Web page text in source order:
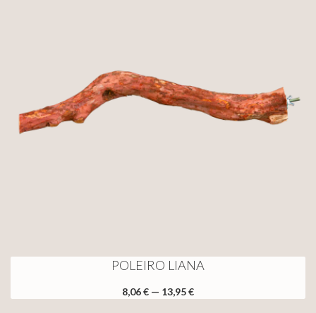
POLEIRO LIANA
8,06 € — 13,95 €